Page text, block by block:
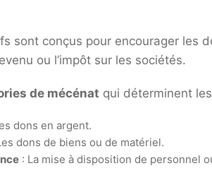
sont conçus pour encourager les
ou l’impôt sur les sociétés.
de mécénat qui déterminent
dons en argent.
dons de biens ou de matériel.
: La mise à disposition de personnel